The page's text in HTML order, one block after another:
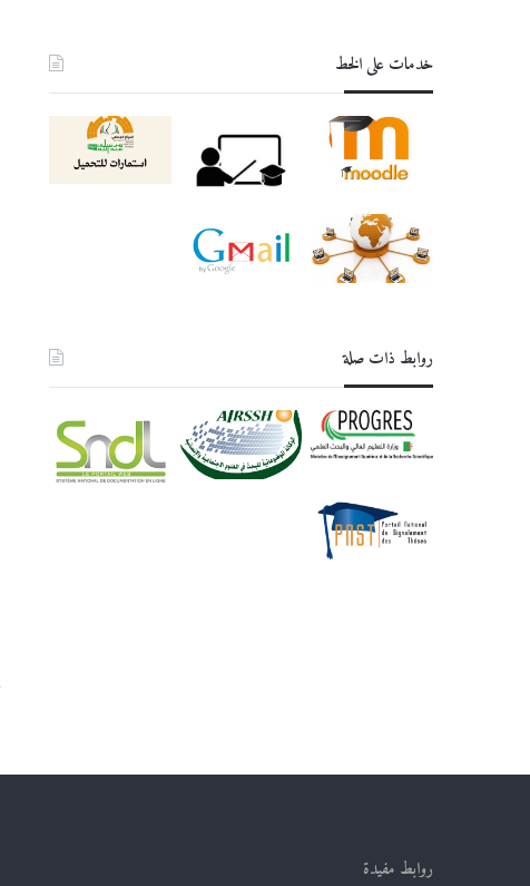
خدمات على الخط
روابط ذات صلة
روابط مفيدة